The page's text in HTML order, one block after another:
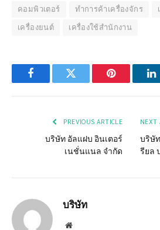
คอมพิวเตอร์ ทำการค้าเครื่องจักร
เครื่องยนต์
เครื่องใช้สำนักงาน
FacebookTwitter Pinterest
PREVIOUS ARTICLE
บริษัท อัลแฝบ อินเตอร์
เนชั่นแนล จำกัด
NEXT
บริษั
รียล
บริษัท
Website